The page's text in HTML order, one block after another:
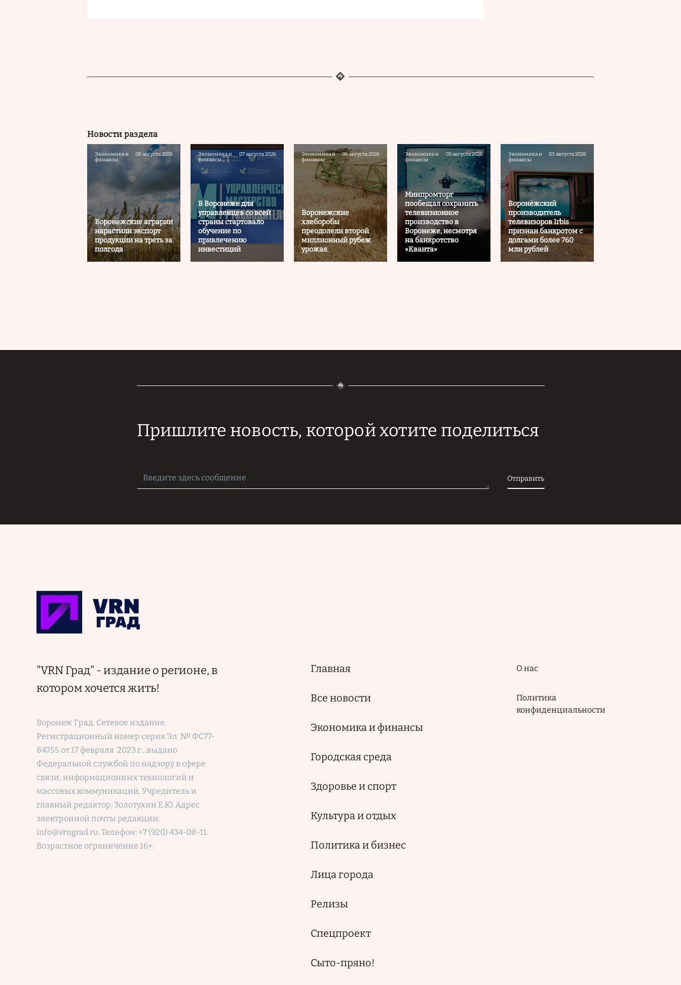
Новости раздела
Экономика и
финансы
08 августа 2026
Воронежские аграрии
нарастили экспорт
продукции на треть за
полгода
Экономика и
финансы
07 августа 2026
В Воронеже для
управленцев со всей
страны стартовало
обучение по
привлечению
инвестиций
Экономика и
финансы
06 августа 2026
Воронежские
хлеборобы
преодолели второй
миллионный рубеж
урожая
Экономика и
финансы
05 августа 2026
Минпромторг
пообещал сохранить
телевизионное
производство в
Воронеже, несмотря
на банкротство
«Кванта»
Экономика и
финансы
03 августа 2026
Воронежский
производитель
телевизоров Irbis
признан банкротом с
долгами более 760
млн рублей
Пришлите новость, которой хотите поделиться
"VRN Град" - издание о регионе, в
котором хочется жить!
Воронеж Град. Сетевое издание.
Регистрационный номер серия Эл № ФС77-
84755 от 17 февраля 2023 г., выдано
Федеральной службой по надзору в сфере
связи, информационных технологий и
массовых коммуникаций. Учредитель и
главный редактор: Золотухин Е.Ю. Адрес
электронной почты редакции:
info@vrngrad.ru. Телефон: +7 (920) 434-08-11.
Возрастное ограничение 16+.
Основная
Главная
Все новости
Экономика и финансы
Городская среда
Здоровье и спорт
Культура и отдых
Политика и бизнес
Лица города
Релизы
Спецпроект
Сыто-пряно!
Подвал
О нас
Политика
конфиденциальности